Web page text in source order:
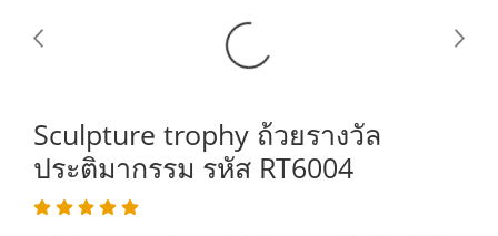
Sculpture trophy ถ้วยรางวัล
ประติมากรรม รหัส RT6004